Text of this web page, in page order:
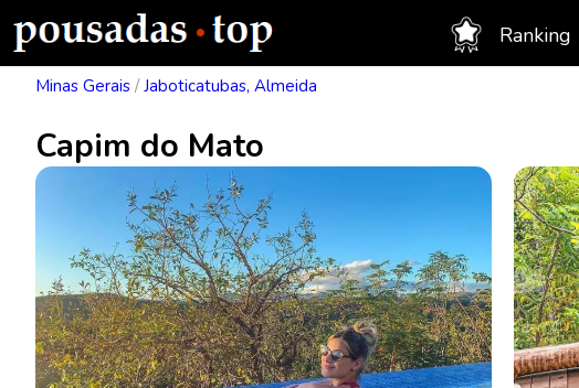
Ranking
Minas Gerais / Jaboticatubas, Almeida
Capim do Mato